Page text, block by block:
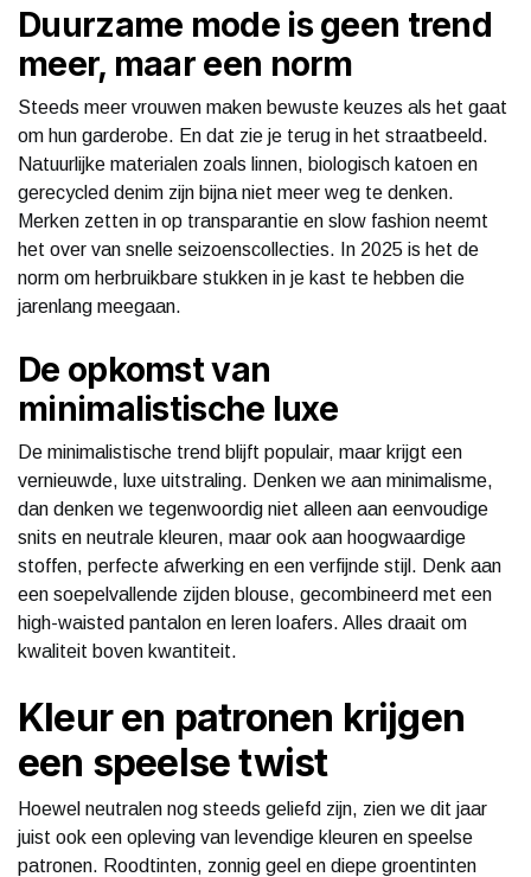
Duurzame mode is geen trend
meer, maar een norm
Steeds meer vrouwen maken bewuste keuzes als het gaat
om hun garderobe. En dat zie je terug in het straatbeeld.
Natuurlijke materialen zoals linnen, biologisch katoen en
gerecycled denim zijn bijna niet meer weg te denken.
Merken zetten in op transparantie en slow fashion neemt
het over van snelle seizoenscollecties. In 2025 is het de
norm om herbruikbare stukken in je kast te hebben die
jarenlang meegaan.
De opkomst van
minimalistische luxe
De minimalistische trend blijft populair, maar krijgt een
vernieuwde, luxe uitstraling. Denken we aan minimalisme,
dan denken we tegenwoordig niet alleen aan eenvoudige
snits en neutrale kleuren, maar ook aan hoogwaardige
stoffen, perfecte afwerking en een verfijnde stijl. Denk aan
een soepelvallende zijden blouse, gecombineerd met een
high-waisted pantalon en leren loafers. Alles draait om
kwaliteit boven kwantiteit.
Kleur en patronen krijgen
een speelse twist
Hoewel neutralen nog steeds geliefd zijn, zien we dit jaar
juist ook een opleving van levendige kleuren en speelse
patronen. Roodtinten, zonnig geel en diepe groentinten